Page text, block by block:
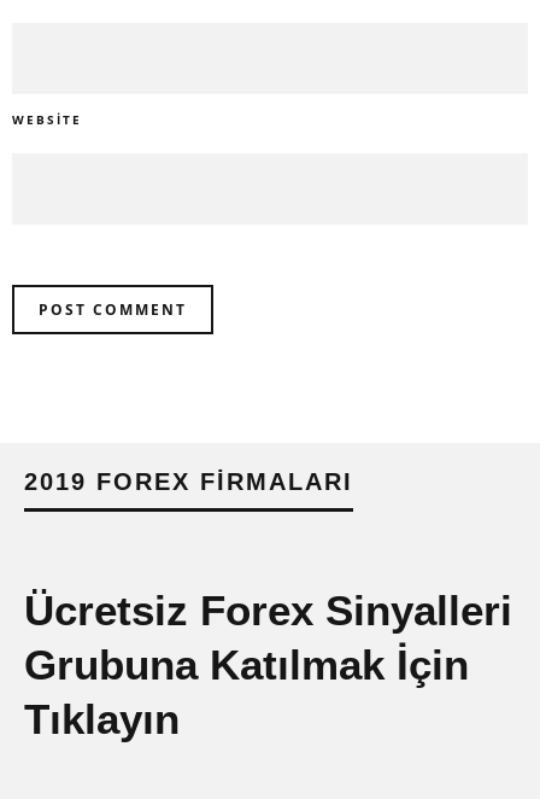
WEBSITE
2019 FOREX FIRMALARI
Ücretsiz Forex Sinyalleri
Grubuna Katılmak İçin
Tıklayın